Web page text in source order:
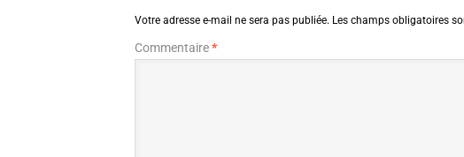
Votre adresse e-mail ne sera pas publiée. Les champs obligatoires
Commentaire*